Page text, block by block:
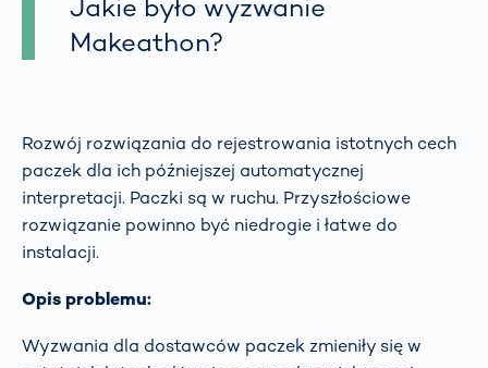
Jakie było wyzwanie
Makeathon?
Rozwój rozwiązania do rejestrowania istotnych cech
paczek dla ich późniejszej automatycznej
interpretacji. Paczki są w ruchu. Przyszłościowe
rozwiązanie powinno być niedrogie i łatwe do
instalacji.
Opis problemu:
Wyzwania dla dostawców paczek zmieniły się w